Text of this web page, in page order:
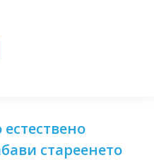
стареенето